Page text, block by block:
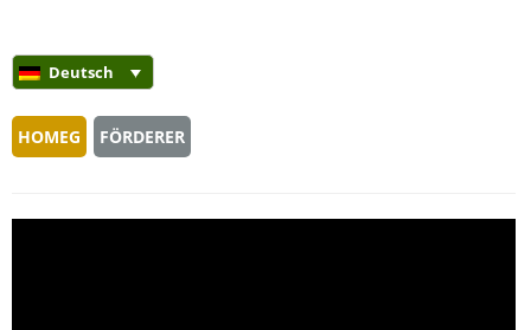
Deutsch
HOMEG FÖRDERER